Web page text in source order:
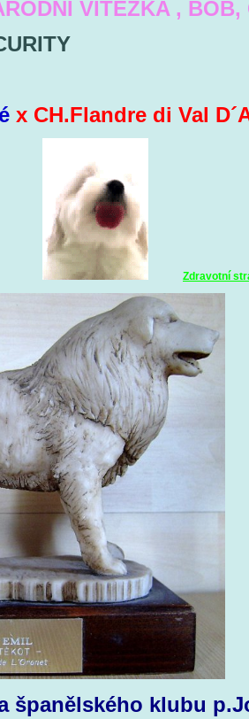
VÍTĚZKA , BOB,
x CH.Flandre di Val
Zdravotní
španělského klubu